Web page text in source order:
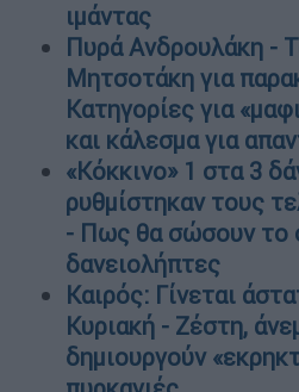
ιμάντας
Πυρά Ανδρουλάκη -
Μητσοτάκη για
Κατηγορίες για
και κάλεσμα για
«Κόκκινο» 1 στα 3
ρυθμίστηκαν τους
- Πως θα σώσουν το
δανειολήπτες
Καιρός: Γίνεται
Κυριακή - Ζέστη,
δημιουργούν